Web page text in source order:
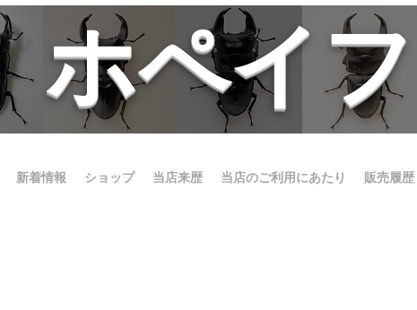
ホペイ
新着情報 ショップ 当店来歴 当店のご利用にあたり 販売履歴